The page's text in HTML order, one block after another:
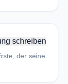
schreiben
der seine